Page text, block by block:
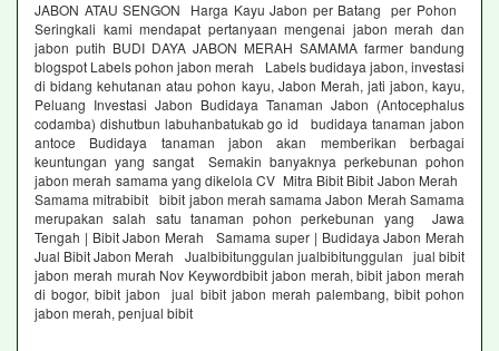
JABON ATAU SENGON Harga Kayu Jabon per Batang per Pohon
Seringkali kami mendapat pertanyaan mengenai jabon merah dan
jabon putih BUDI DAYA JABON MERAH SAMAMA farmer bandung
blogspot Labels pohon jabon merah Labels budidaya jabon, investasi
di bidang kehutanan atau pohon kayu, Jabon Merah, jati jabon, kayu,
Peluang Investasi Jabon Budidaya Tanaman Jabon (Antocephalus
codamba) dishutbun labuhanbatukab go id budidaya tanaman jabon
antoce Budidaya tanaman jabon akan memberikan berbagai
keuntungan yang sangat Semakin banyaknya perkebunan pohon
jabon merah samama yang dikelola CV Mitra Bibit Bibit Jabon Merah
Samama mitrabibit bibit jabon merah samama Jabon Merah Samama
merupakan salah satu tanaman pohon perkebunan yang Jawa
Tengah | Bibit Jabon Merah Samama super | Budidaya Jabon Merah
Jual Bibit Jabon Merah Jualbibitunggulan jualbibitunggulan jual bibit
jabon merah murah Nov Keywordbibit jabon merah, bibit jabon merah
di bogor, bibit jabon jual bibit jabon merah palembang, bibit pohon
jabon merah, penjual bibit